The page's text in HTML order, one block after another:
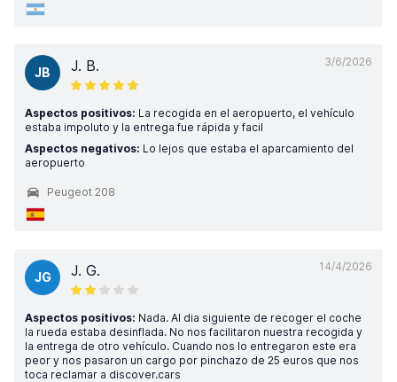
3/6/2026
JB J. B.
Aspectos positivos: La recogida en el aeropuerto, el vehículo
estaba impoluto y la entrega fue rápida y facil
Aspectos negativos: Lo lejos que estaba el aparcamiento del
aeropuerto
Peugeot 208
14/4/2026
JG J. G.
Aspectos positivos: Nada. Al dia siguiente de recoger el coche
la rueda estaba desinflada. No nos facilitaron nuestra recogida y
la entrega de otro vehículo. Cuando nos lo entregaron este era
peor y nos pasaron un cargo por pinchazo de 25 euros que nos
toca reclamar a discover.cars